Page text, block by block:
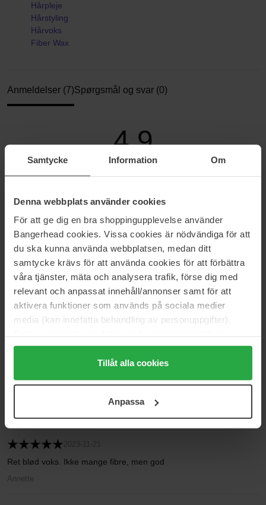
Samtycke Information Om
Denna webbplats använder cookies
För att ge dig en bra shoppingupplevelse använder
Bangerhead cookies. Vissa cookies är nödvändiga för att
du ska kunna använda webbplatsen, medan ditt
samtycke krävs för att använda cookies för att förbättra
våra tjänster, mäta och analysera trafik, förse dig med
relevant och anpassat innehåll/annonser samt för att
aktivera funktioner som används på sociala medier
media (kan innefatta behandling av personuppgifter).
Genom att trycka på "Tillåt alla cookies" accepterar du
alla cookies, medan du under "Detaljer" kan anpassa
användningen av cookies. Du kan när som helst återkalla
samt vår Integritetspolicy.
Tillåt alla cookies
Anpassa
Hårpleje
Hårstyling
Hårvoks
Fiber Wax
Anmeldelser (7)Spørgsmål og svar (0)
4.9
Baseret på 7 anmeldelser
0%
0%
lotta
2024-07-15
Ret blød voks. Ikke mange fibre, men god
Annette